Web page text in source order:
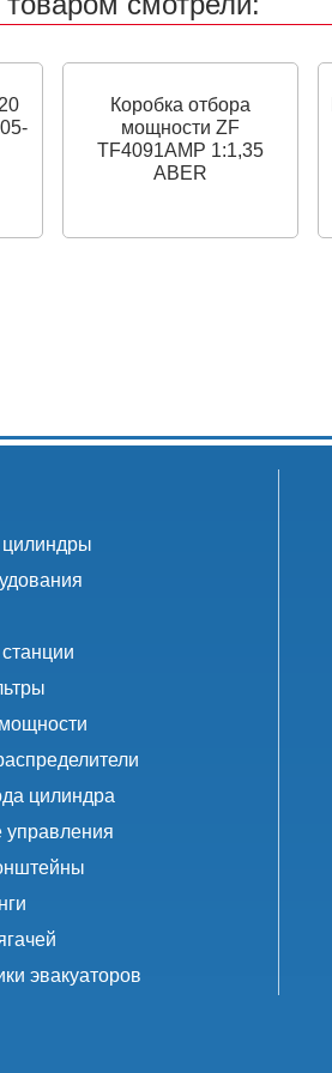
Коробка отбора
мощности ZF
TF4091AMP 1:1,35
ABER
цилиндры
цилиндра
управления
эвакуаторов